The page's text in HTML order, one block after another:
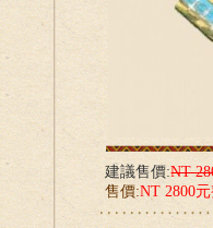
建議售價:NT
售價:NT 2800